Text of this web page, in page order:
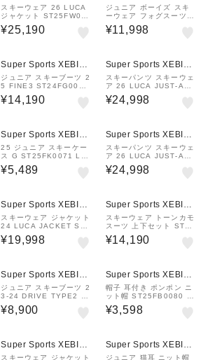
&mall店
スキーウェア 26 LUCA
ジャケット ST25FW001
8 NGRN
¥25,190
&mall店
ジュニア ボーイズ スキ
ーウェア フォグスーツ
上下セット ST23FW003
4 RED サイズ調整
¥11,998
Super Sports XEBIO
&mall店
ジュニア スキーブーツ 2
5 FINE3 ST24FG0019
PST
¥14,190
Super Sports XEBIO
&mall店
スキーパンツ スキーウェ
ア 26 LUCA JUST‐AJ
ST25FW0019 BEG
¥24,998
Super Sports XEBIO
&mall店
25 ジュニア スキーケー
ス G ST25FK0071 LA
V
¥5,489
Super Sports XEBIO
&mall店
スキーパンツ スキーウェ
ア 26 LUCA JUST‐AJ
ST25FW0019 NGRN
¥24,998
Super Sports XEBIO
&mall店
スキーウェア ジャケット
24 LUCA JACKET ST2
3FW0021 IC/NV
¥19,998
Super Sports XEBIO
&mall店
スキーウェア トーンカモ
スーツ 上下セット ST23
FW0031 KHK
¥14,190
Super Sports XEBIO
&mall店
ジュニア スキーブーツ 2
3‐24 DRIVE TYPE2 S
T23FG0028 BLK
¥8,900
Super Sports XEBIO
&mall店
帽子 耳付き ポンポン ニ
ット帽 ST25FB0080 B
EG
¥3,598
Super Sports XEBIO
&mall店
スキーウェア ジャケット
Super Sports XEBIO
&mall店
ジュニア 猫耳 ニット帽